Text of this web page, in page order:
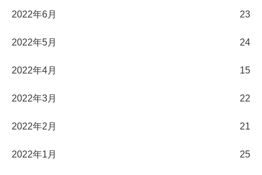
2022年6月 23
2022年5月 24
2022年4月 15
2022年3月 22
2022年2月 21
2022年1月 25